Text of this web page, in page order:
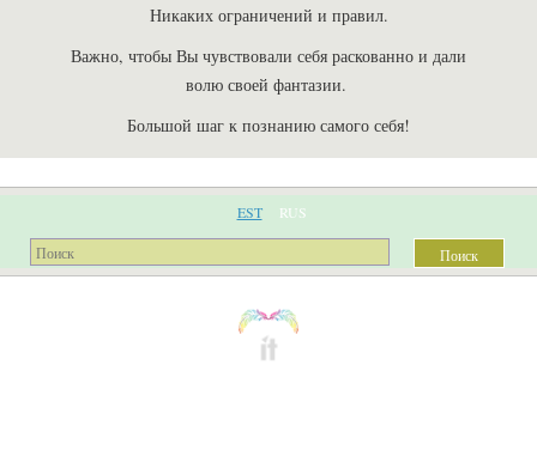
Никаких ограничений и правил.
Важно, чтобы Вы чувствовали себя раскованно и дали
волю своей фантазии.
Большой шаг к познанию самого себя!
EST RUS